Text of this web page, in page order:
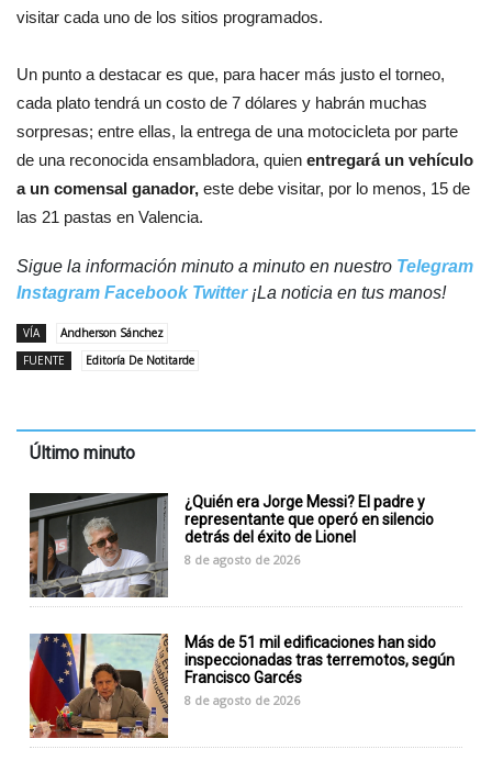
visitar cada uno de los sitios programados.
Un punto a destacar es que, para hacer más justo el torneo,
cada plato tendrá un costo de 7 dólares y habrán muchas
sorpresas; entre ellas, la entrega de una motocicleta por parte
de una reconocida ensambladora, quien entregará un vehículo
a un comensal ganador, este debe visitar, por lo menos, 15 de
las 21 pastas en Valencia.
Sigue la información minuto a minuto en nuestro Telegram
Instagram Facebook Twitter¡La noticia en tus manos!
VÍA
Andherson Sánchez
FUENTE
Editoría De Notitarde
Último minuto
¿Quién era Jorge Messi? El padre y
representante que operó en silencio
detrás del éxito de Lionel
8 de agosto de 2026
Más de 51 mil edificaciones han sido
inspeccionadas tras terremotos, según
Francisco Garcés
8 de agosto de 2026